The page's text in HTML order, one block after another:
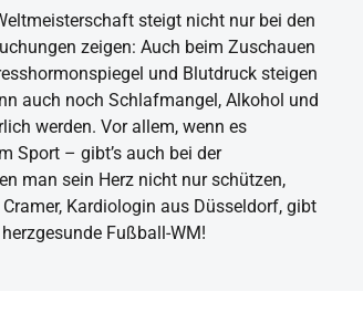
steigt nicht nur bei den
zeigen: Auch beim Zuschauen
und Blutdruck steigen
auch noch Schlafmangel, Alkohol und
werden. Vor allem, wenn es
Sport – gibt’s auch bei der
man sein Herz nicht nur schützen,
Kardiologin aus Düsseldorf, gibt
Fußball-WM!